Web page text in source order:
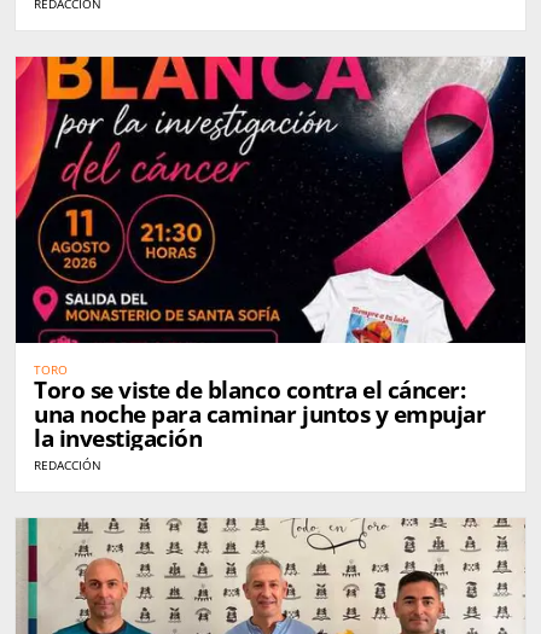
REDACCIÓN
TORO
Toro se viste de blanco contra el cáncer:
una noche para caminar juntos y empujar
la investigación
REDACCIÓN